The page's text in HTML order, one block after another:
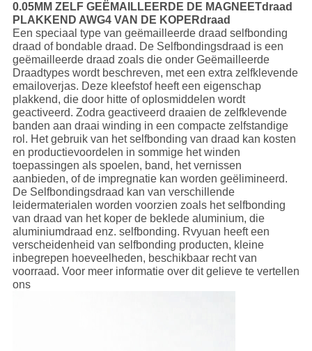
0.05MM ZELF GEËMAILLEERDE DE MAGNEETdraad
PLAKKEND AWG4 VAN DE KOPERdraad
Een speciaal type van geëmailleerde draad selfbonding
draad of bondable draad. De Selfbondingsdraad is een
geëmailleerde draad zoals die onder Geëmailleerde
Draadtypes wordt beschreven, met een extra zelfklevende
emailoverjas. Deze kleefstof heeft een eigenschap
plakkend, die door hitte of oplosmiddelen wordt
geactiveerd. Zodra geactiveerd draaien de zelfklevende
banden aan draai winding in een compacte zelfstandige
rol. Het gebruik van het selfbonding van draad kan kosten
en productievoordelen in sommige het winden
toepassingen als spoelen, band, het vernissen
aanbieden, of de impregnatie kan worden geëlimineerd.
De Selfbondingsdraad kan van verschillende
leidermaterialen worden voorzien zoals het selfbonding
van draad van het koper de beklede aluminium, die
aluminiumdraad enz. selfbonding. Rvyuan heeft een
verscheidenheid van selfbonding producten, kleine
inbegrepen hoeveelheden, beschikbaar recht van
voorraad. Voor meer informatie over dit gelieve te vertellen
ons